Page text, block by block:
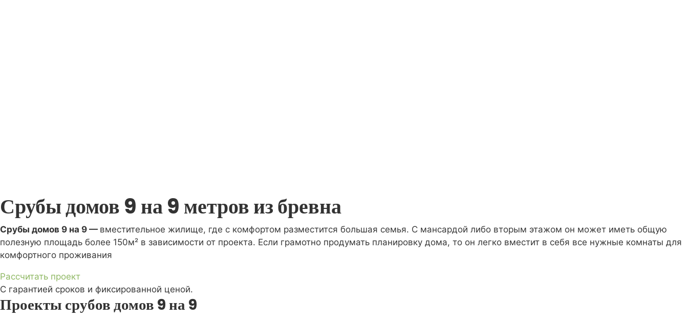
Срубы домов 9 на 9 метров из бревна
Срубы домов 9 на 9 — вместительное жилище, где с комфортом разместится большая семья. С мансардой либо вторым этажом он может иметь общую
полезную площадь более 150м² в зависимости от проекта. Если грамотно продумать планировку дома, то он легко вместит в себя все нужные комнаты для
комфортного проживания
Рассчитать проект
С гарантией сроков и фиксированной ценой.
Проекты срубов домов 9 на 9